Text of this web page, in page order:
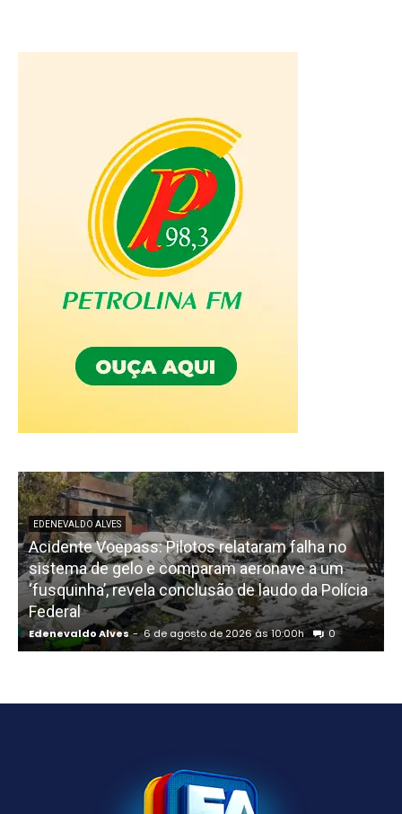
EDENEVALDO ALVES
Acidente Voepass: Pilotos relataram falha no
sistema de gelo e comparam aeronave a um
‘fusquinha’, revela conclusão de laudo da Polícia
Federal
Edenevaldo Alves - 6 de agosto de 2026 às 10:00h 0